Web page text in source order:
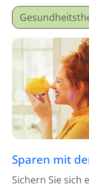
sich schlau!
Sparen mit
Sichern Sie sich